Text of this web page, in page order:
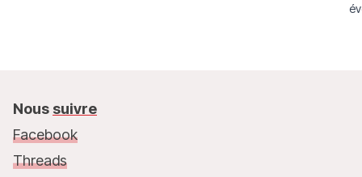
Nous suivre
Facebook
Threads